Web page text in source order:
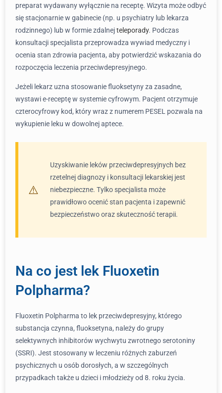
preparat wydawany wyłącznie na receptę. Wizyta może odbyć
się stacjonarnie w gabinecie (np. u psychiatry lub lekarza
rodzinnego) lub w formie zdalnejteleporady. Podczas
konsultacji specjalista przeprowadza wywiad medyczny i
ocenia stan zdrowia pacjenta, aby potwierdzić wskazania do
rozpoczęcia leczenia przeciwdepresyjnego.
Jeżeli lekarz uzna stosowanie fluoksetyny za zasadne,
wystawi e-receptę w systemie cyfrowym. Pacjent otrzymuje
czterocyfrowy kod, który wraz z numerem PESEL pozwala na
wykupienie leku w dowolnej aptece.
Uzyskiwanie leków przeciwdepresyjnych bez
rzetelnej diagnozy i konsultacji lekarskiej jest
niebezpieczne. Tylko specjalista może
prawidłowo ocenić stan pacjenta i zapewnić
bezpieczeństwo oraz skuteczność terapii.
Na co jest lek Fluoxetin
Polpharma?
Fluoxetin Polpharma to lek przeciwdepresyjny, którego
substancja czynna, fluoksetyna, należy do grupy
selektywnych inhibitorów wychwytu zwrotnego serotoniny
(SSRI). Jest stosowany w leczeniu różnych zaburzeń
psychicznych u osób dorosłych, a w szczególnych
przypadkach także u dzieci i młodzieży od 8. roku życia.